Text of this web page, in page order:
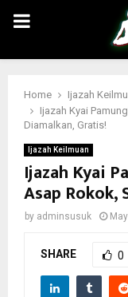
PRIMARY
MENU
Home
Ijazah
Ijazah Kyai
Diamalkan, Gratis!
Ijazah Keilmuan
Ijazah Kyai
Asap Rokok,
by adminsusuk
SHARE 0